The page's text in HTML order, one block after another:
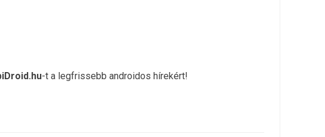
-t a legfrissebb androidos hírekért!